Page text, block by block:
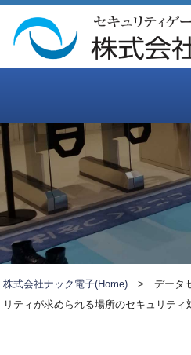
株式会社ナック電子(Home) >データ
リティが求められる場所のセキュリティ